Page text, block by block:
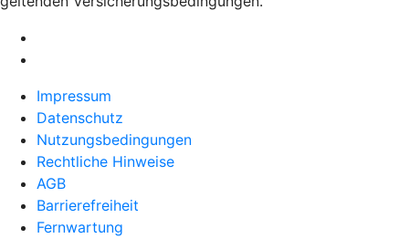
Impressum
Datenschutz
Nutzungsbedingungen
Rechtliche Hinweise
AGB
Barrierefreiheit
Fernwartung